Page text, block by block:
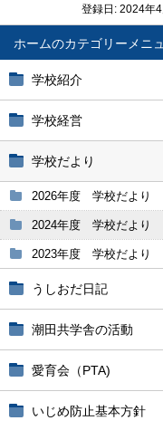
ホーム
学校紹介
学校経営
学校だより
2026年度 学校だより
2024年度 学校だより
2023年度 学校だより
うしおだ日記
潮田共学舎の活動
愛育会（PTA)
いじめ防止基本方針
登録日: 2024年4